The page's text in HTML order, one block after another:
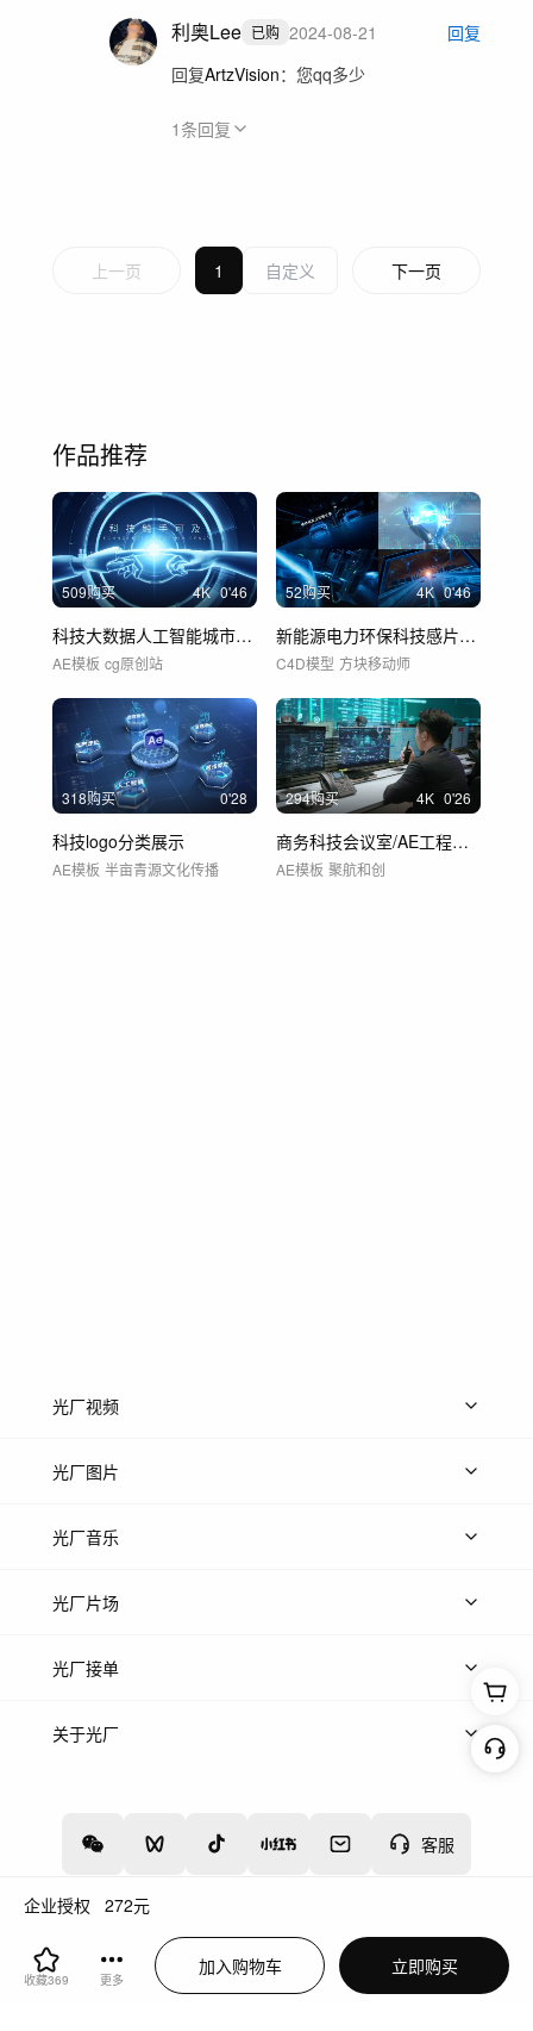
企业授权 272元
收藏369 更多
加入购物车 立即购买
利奥Lee 已购 2024-08-21
回复
回复ArtzVision： 您qq多少
1条回复
上一页 1 下一页
作品推荐
509购买 4K 0'46
科技大数据人工智能城市片头AE模板
AE模板 cg原创站
52购买 4K 0'46
新能源电力环保科技感片头C4D
C4D模型 方块移动师
318购买 0'28
科技logo分类展示
AE模板 半亩青源文化传播
294购买 4K 0'26
商务科技会议室/AE工程可修改或替换数据
AE模板 聚航和创
客服
光厂视频
上传视频
光厂图片
上传图片
光厂音乐
热门音乐
光厂片场
上传案例
光厂接单
上架服务
关于光厂
增值电信业务经营许可证：川B2-20160192
蜀ICP备12020238号-4
川公网安备51019002000262 违法和不良信息举报中心